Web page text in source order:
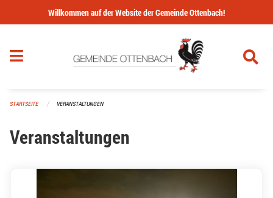
Navigation überspringen
Willkommen auf der Website der Gemeinde Ottenbach!
STARTSEITE VERANSTALTUNGEN
Veranstaltungen